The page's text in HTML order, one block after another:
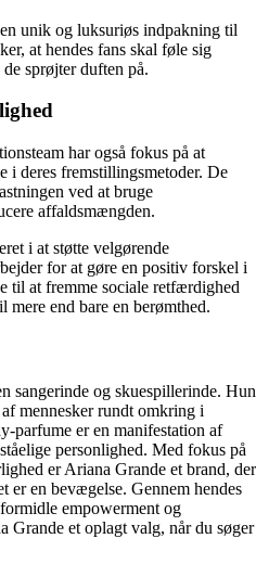
unik og luksuriøs indpakning til
at hendes fans skal føle sig
sprøjter duften på.
har også fokus på at
deres fremstillingsmetoder. De
ved at bruge
affaldsmængden.
i at støtte velgørende
for at gøre en positiv forskel i
til at fremme sociale retfærdighed
end bare en berømthed.
sangerinde og skuespillerinde. Hun
mennesker rundt omkring i
parfume er en manifestation af
personlighed. Med fokus på
er Ariana Grande et brand, der
er en bevægelse. Gennem hendes
empowerment og
Grande et oplagt valg, når du søger